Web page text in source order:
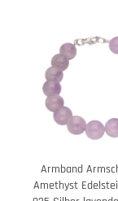
Armband
Amethyst